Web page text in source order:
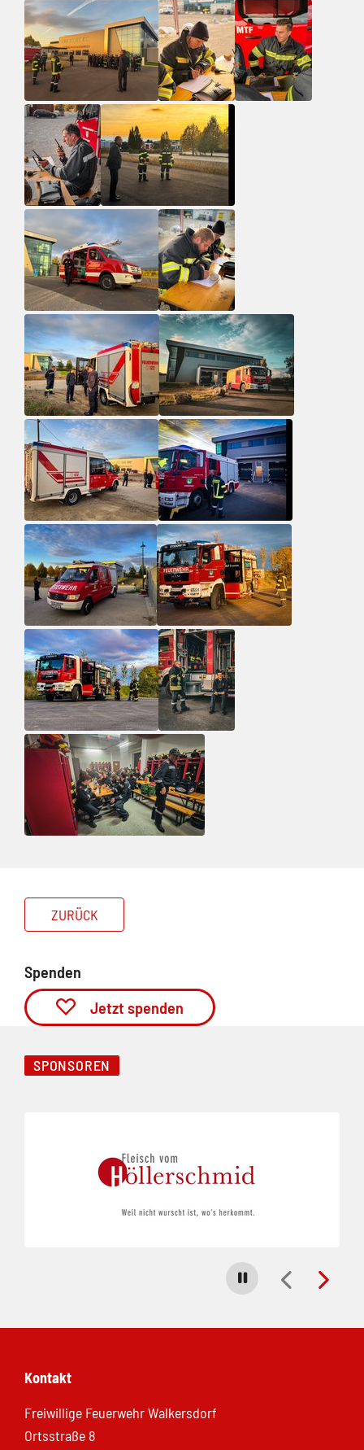
ZURÜCK
Spenden
Jetzt spenden
SPONSOREN
Carousel stoppen
Kontakt
Freiwillige Feuerwehr Walkersdorf
Ortsstraße 8